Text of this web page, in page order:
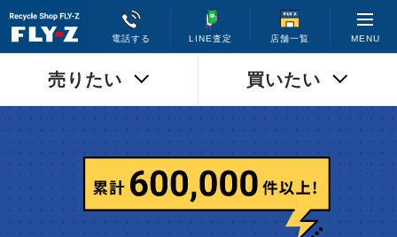
電話する LINE査定 店舗一覧 MENU
売りたい 買いたい